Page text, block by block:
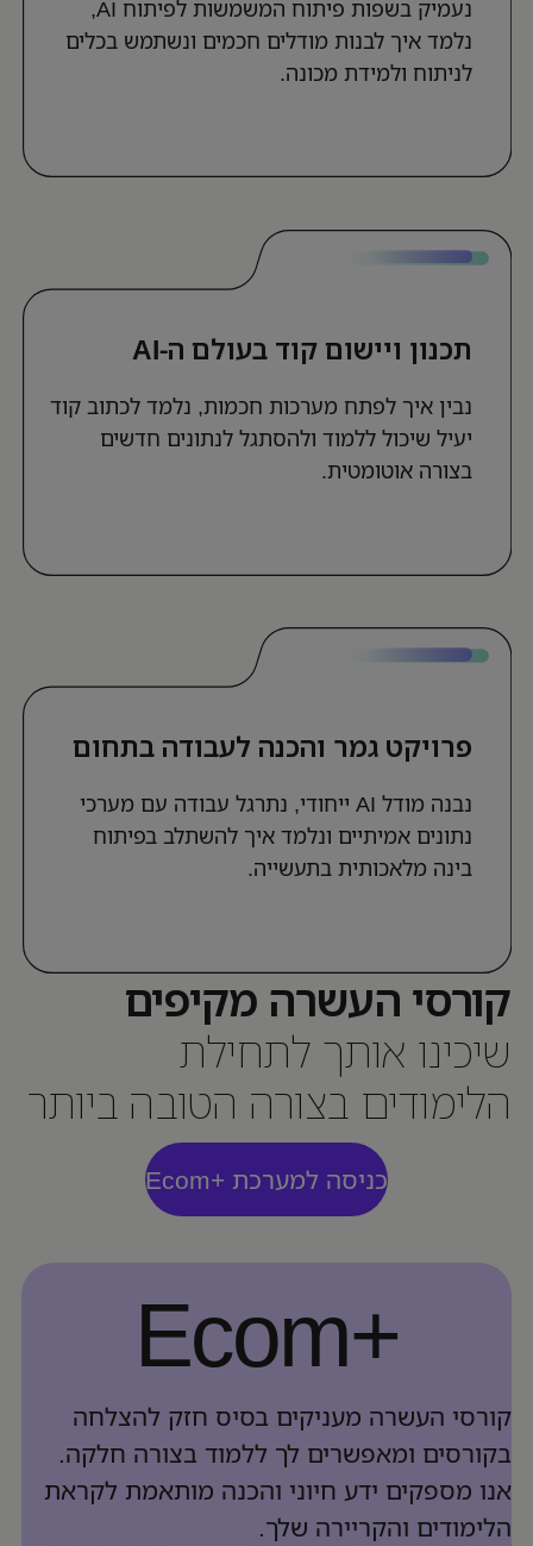
נעמיק בשפות פיתוח המשמשות לפיתוח AI,
נלמד איך לבנות מודלים חכמים ונשתמש בכלים
לניתוח ולמידת מכונה.
תכנון ויישום קוד בעולם ה-AI
נבין איך לפתח מערכות חכמות, נלמד לכתוב קוד
יעיל שיכול ללמוד ולהסתגל לנתונים חדשים
בצורה אוטומטית.
פרויקט גמר והכנה לעבודה בתחום
נבנה מודל AI ייחודי, נתרגל עבודה עם מערכי
נתונים אמיתיים ונלמד איך להשתלב בפיתוח
בינה מלאכותית בתעשייה.
קורסי העשרה מקיפים
שיכינו אותך לתחילת
הלימודים בצורה הטובה ביותר
כניסה למערכת +Ecom
+Ecom
קורסי העשרה מעניקים בסיס חזק להצלחה
בקורסים ומאפשרים לך ללמוד בצורה חלקה.
אנו מספקים ידע חיוני והכנה מותאמת לקראת
הלימודים והקריירה שלך.